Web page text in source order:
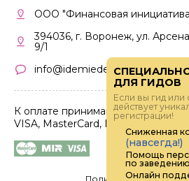
Кабинет партнера
Правила участия
ООО "Финансовая
394036, г. Воронеж, ул.
9/1
info@idemiedem.ru
К оплате принимаются карты
VISA, MasterCard, МИР
Политика
ДЛЯ ГИДОВ
Если вы гид или
действует
регистрации!
Сниженная
(навсегда!)
Помощь
по
Онлайн